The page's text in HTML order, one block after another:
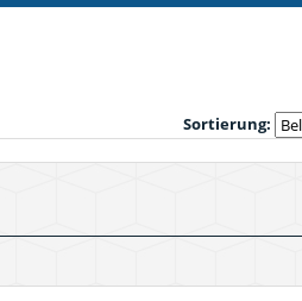
Sortierung: